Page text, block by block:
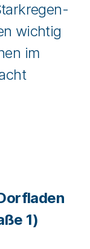
wichtig
im
1)